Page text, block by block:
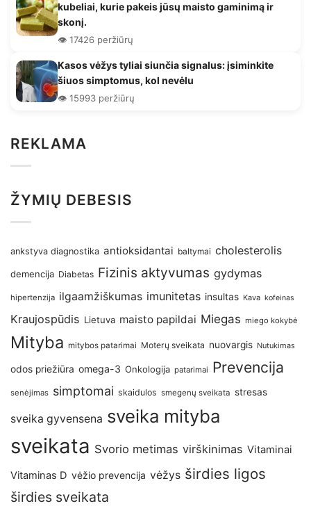
kubeliai, kurie pakeis jūsų maisto gaminimą ir
skonį.
👁️ 17426 peržiūrų
Kasos vėžys tyliai siunčia signalus: įsiminkite
šiuos simptomus, kol nevėlu
👁️ 15993 peržiūrų
REKLAMA
ŽYMIŲ DEBESIS
ankstyva diagnostika antioksidantai baltymai cholesterolis
demencija Diabetas Fizinis aktyvumas gydymas
hipertenzija ilgaamžiškumas imunitetas insultas Kava kofeinas
Kraujospūdis Lietuva maisto papildai Miegas miego kokybė
Mityba mitybos patarimai Moterų sveikata nuovargis Nutukimas
odos priežiūra omega-3 Onkologija patarimai Prevencija
senėjimas simptomai skaidulos smegenų sveikata stresas
sveika gyvensena sveika mityba
sveikata Svorio metimas virškinimas Vitaminai
Vitaminas D vėžio prevencija vėžys širdies ligos
širdies sveikata